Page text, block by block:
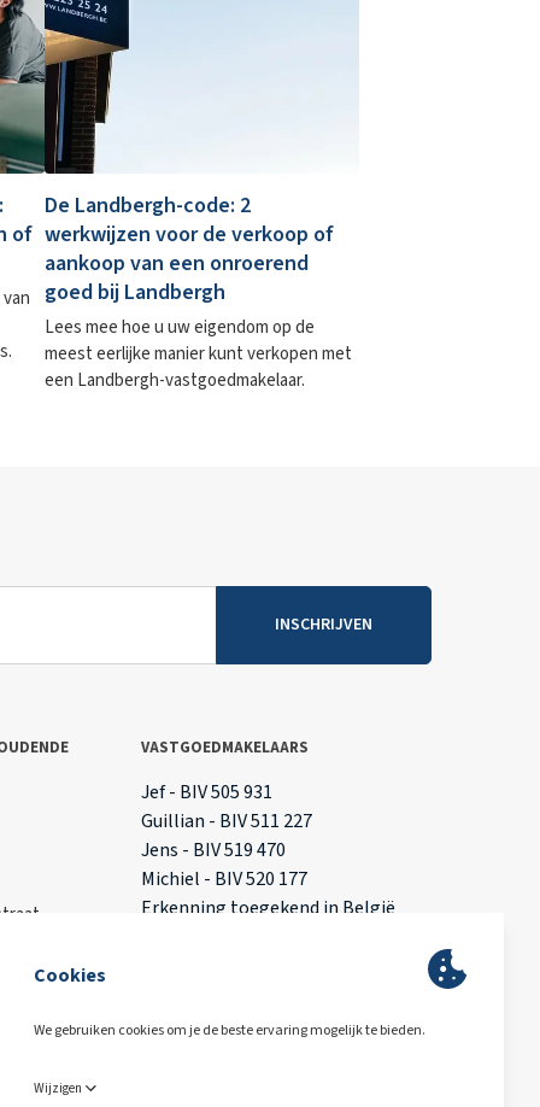
of
De Landbergh-code: 2
werkwijzen voor de verkoop of
aankoop van een onroerend
goed bij Landbergh
Lees mee hoe u uw eigendom op de
meest eerlijke manier kunt verkopen met
een Landbergh-vastgoedmakelaar.
INSCHRIJVEN
VASTGOEDMAKELAARS
Jef - BIV 505 931
Guillian - BIV 511 227
Jens - BIV 519 470
Michiel - BIV 520 177
Erkenning toegekend in België